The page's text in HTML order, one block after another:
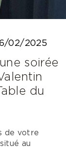
02/2025
soirée
du
de votre
au